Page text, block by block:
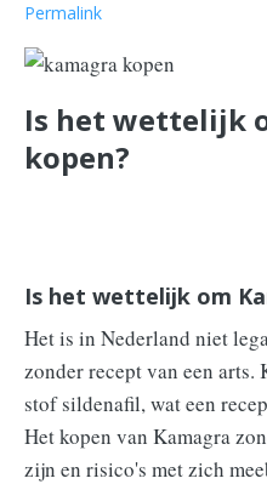
Permalink
Is het wettelijk
kopen?
Is het wettelijk om
Het is in Nederland niet
zonder recept van een arts.
stof sildenafil, wat een
Het kopen van Kamagra
zijn en risico's met zich